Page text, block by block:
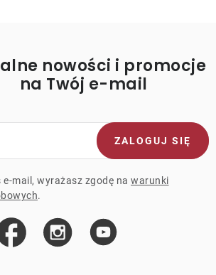
nowości i promocje
na Twój e-mail
mail, wyrażasz zgodę na warunki
.
ZALOGUJ SIĘ